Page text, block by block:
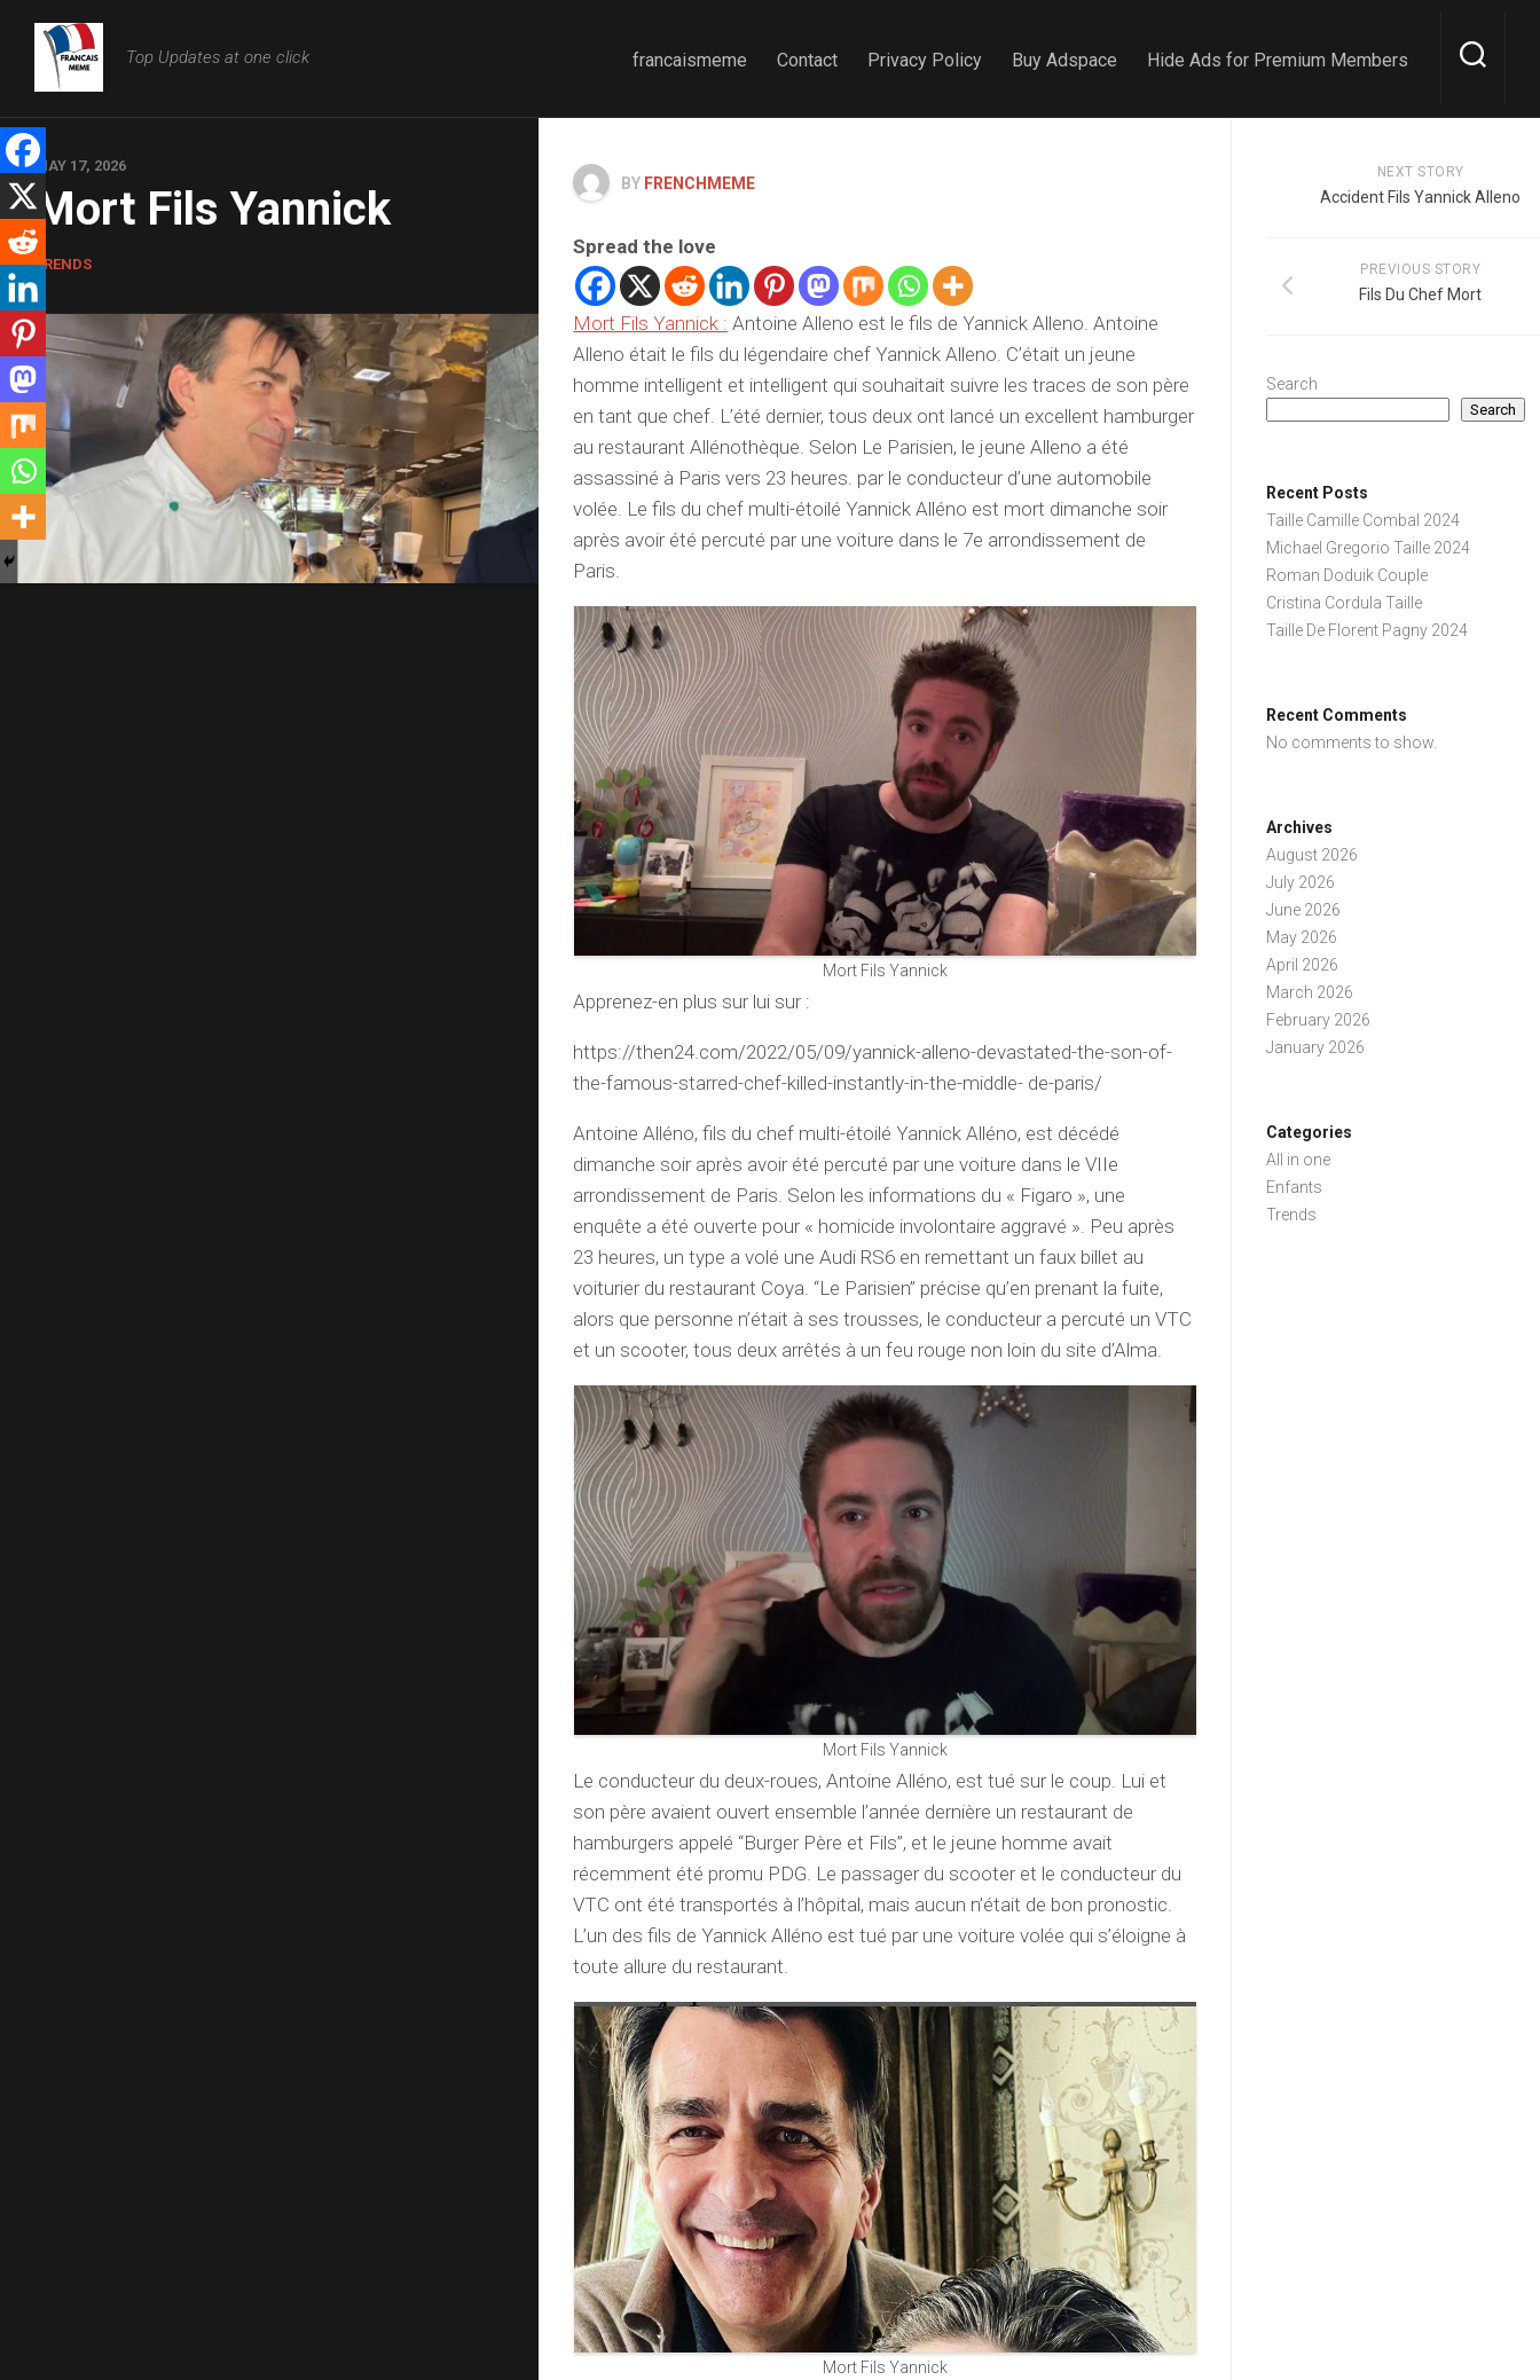
content
Top Updates at one click francaismeme Contact Privacy Policy Buy Adspace Hide Ads for Premium Members
MAY 17, 2026
Mort Fils Yannick
TRENDS
BY FRENCHMEME
Spread the love
Mort Fils Yannick : Antoine Alleno est le fils de Yannick Alleno. Antoine
Alleno était le fils du légendaire chef Yannick Alleno. C’était un jeune
homme intelligent et intelligent qui souhaitait suivre les traces de son père
en tant que chef. L’été dernier, tous deux ont lancé un excellent hamburger
au restaurant Allénothèque. Selon Le Parisien, le jeune Alleno a été
assassiné à Paris vers 23 heures. par le conducteur d’une automobile
volée. Le fils du chef multi-étoilé Yannick Alléno est mort dimanche soir
après avoir été percuté par une voiture dans le 7e arrondissement de
Paris.
Mort Fils Yannick
Apprenez-en plus sur lui sur :
https://then24.com/2022/05/09/yannick-alleno-devastated-the-son-of-
the-famous-starred-chef-killed-instantly-in-the-middle- de-paris/
Antoine Alléno, fils du chef multi-étoilé Yannick Alléno, est décédé
dimanche soir après avoir été percuté par une voiture dans le VIIe
arrondissement de Paris. Selon les informations du « Figaro », une
enquête a été ouverte pour « homicide involontaire aggravé ». Peu après
23 heures, un type a volé une Audi RS6 en remettant un faux billet au
voiturier du restaurant Coya. “Le Parisien” précise qu’en prenant la fuite,
alors que personne n’était à ses trousses, le conducteur a percuté un VTC
et un scooter, tous deux arrêtés à un feu rouge non loin du site d’Alma.
Mort Fils Yannick
Le conducteur du deux-roues, Antoine Alléno, est tué sur le coup. Lui et
son père avaient ouvert ensemble l’année dernière un restaurant de
hamburgers appelé “Burger Père et Fils”, et le jeune homme avait
récemment été promu PDG. Le passager du scooter et le conducteur du
VTC ont été transportés à l’hôpital, mais aucun n’était de bon pronostic.
L’un des fils de Yannick Alléno est tué par une voiture volée qui s’éloigne à
toute allure du restaurant.
Mort Fils Yannick
NEXT STORY
Accident Fils Yannick Alleno
PREVIOUS STORY
Fils Du Chef Mort
Search
Search
Recent Posts
Taille Camille Combal 2024
Michael Gregorio Taille 2024
Roman Doduik Couple
Cristina Cordula Taille
Taille De Florent Pagny 2024
Recent Comments
No comments to show.
Archives
August 2026
July 2026
June 2026
May 2026
April 2026
March 2026
February 2026
January 2026
Categories
All in one
Enfants
Trends